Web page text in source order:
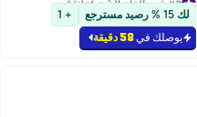
بتخلّص بسرعة
تم بيع +1200 مؤخرًا
#2 في ألواح الشوكولاتة
لك 15 % رصيد مسترجع + 1
يوصلك في58 دقيقة